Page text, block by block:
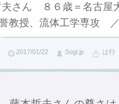
夫さん ８６歳＝名古屋
教授、流体工学専攻
2017/01/22 Sogi.jp は行